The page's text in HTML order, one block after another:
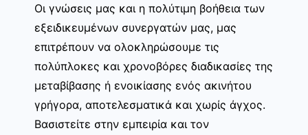
Οι γνώσεις μας και η πολύτιμη βοήθεια των
εξειδικευμένων συνεργατών μας, μας
επιτρέπουν να ολοκληρώσουμε τις
πολύπλοκες και χρονοβόρες διαδικασίες της
μεταβίβασης ή ενοικίασης ενός ακινήτου
γρήγορα, αποτελεσματικά και χωρίς άγχος.
Βασιστείτε στην εμπειρία και τον